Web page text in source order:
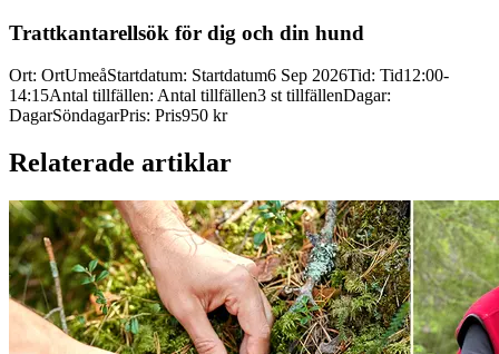
Trattkantarellsök för dig och din hund
Ort: OrtUmeåStartdatum: Startdatum6 Sep 2026Tid: Tid12:00-
14:15Antal tillfällen: Antal tillfällen3 st tillfällenDagar:
DagarSöndagarPris: Pris950 kr
Relaterade artiklar